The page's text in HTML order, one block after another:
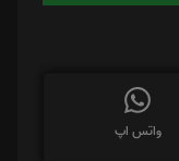
واتس اپ